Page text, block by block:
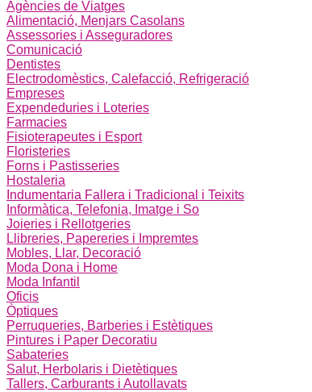
Agències de Viatges
Alimentació, Menjars Casolans
Assessories i Asseguradores
Comunicació
Dentistes
Electrodomèstics, Calefacció, Refrigeració
Empreses
Expendeduries i Loteries
Farmacies
Fisioterapeutes i Esport
Floristeries
Forns i Pastisseries
Hostaleria
Indumentaria Fallera i Tradicional i Teixits
Informàtica, Telefonia, Imatge i So
Joieries i Rellotgeries
Llibreries, Papereries i Impremtes
Mobles, Llar, Decoració
Moda Dona i Home
Moda Infantil
Oficis
Òptiques
Perruqueries, Barberies i Estètiques
Pintures i Paper Decoratiu
Sabateries
Salut, Herbolaris i Dietètiques
Tallers, Carburants i Autollavats